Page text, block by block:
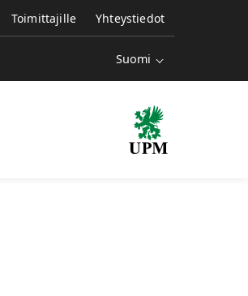
Toimittajille Yhteystiedot
Suomi